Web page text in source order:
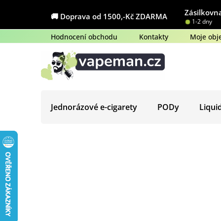
obsah
🚚 Doprava od 1500,-Kč ZDARMA
1-2 dny
Hodnocení obchodu Kontakty Moje
Jednorázové e-cigarety PODy